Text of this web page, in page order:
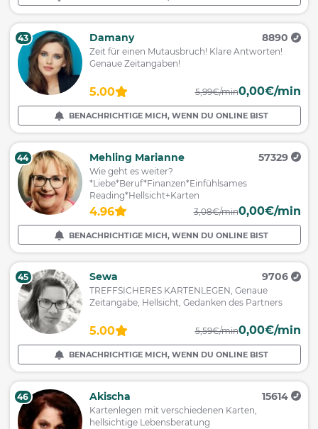
43 Damany 8890
Zeit für einen Mutausbruch! Klare Antworten!
Genaue Zeitangaben!
5.00 5,99€/min0,00€/min
BENACHRICHTIGE MICH, WENN DU ONLINE BIST
44 Mehling Marianne 57329
Wie geht es weiter?
*Liebe*Beruf*Finanzen*Einfühlsames
Reading*Hellsicht+Karten
4.96 3,08€/min0,00€/min
BENACHRICHTIGE MICH, WENN DU ONLINE BIST
45 Sewa 9706
TREFFSICHERES KARTENLEGEN, Genaue
Zeitangabe, Hellsicht, Gedanken des Partners
5.00 5,59€/min0,00€/min
BENACHRICHTIGE MICH, WENN DU ONLINE BIST
46 Akischa 15614
Kartenlegen mit verschiedenen Karten,
hellsichtige Lebensberatung